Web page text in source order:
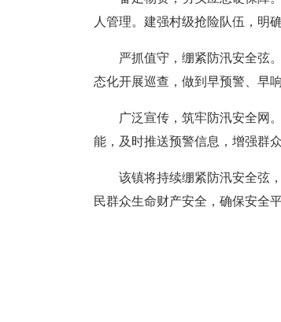
人管理。建强村级抢险队伍，明
严抓值守，绷紧防汛安全弦
态化开展巡查，做到早预警、早
广泛宣传，筑牢防汛安全网
能，及时推送预警信息，增强群
该镇将持续绷紧防汛安全弦
民群众生命财产安全，确保安全平